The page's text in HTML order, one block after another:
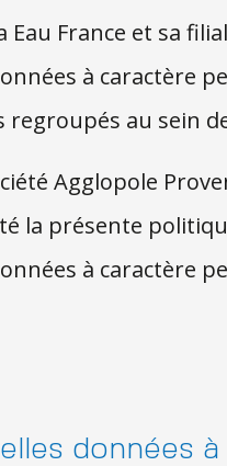
Eau France et sa
à caractère
regroupés au sein
Agglopole
la présente
à caractère